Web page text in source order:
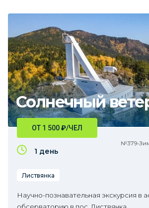
Солнечный
ОТ 1 500₽/ЧЕЛ
1 день
Листвянка
Научно-познавательная экскурсия в